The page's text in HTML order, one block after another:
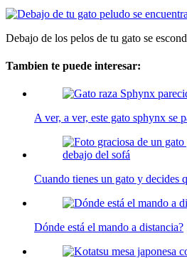
Debajo de los pelos de tu gato se
Tambien te puede interesar:
A ver, a ver, este gato sphynx se
Cuando tienes un gato y decides
Dónde está el mando a distancia?